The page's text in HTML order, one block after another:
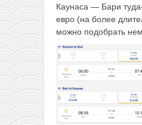
Каунаса — Бари
евро (на более
можно подобрать